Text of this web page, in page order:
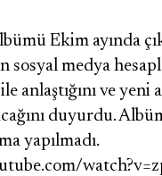
Ekim ayında
sosyal medya
anlaştığını ve yeni
duyurdu.
yapılmadı.